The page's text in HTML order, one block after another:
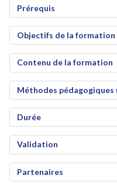
Prérequis
Objectifs de la formation
Contenu de la formation
Méthodes pédagogiques
Durée
Validation
Partenaires